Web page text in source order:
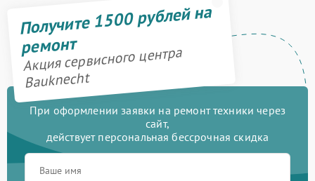
Получите 1500 рублей на
ремонт
Акция сервисного центра
Bauknecht
При оформлении заявки на ремонт техники через
сайт,
действует персональная бессрочная скидка